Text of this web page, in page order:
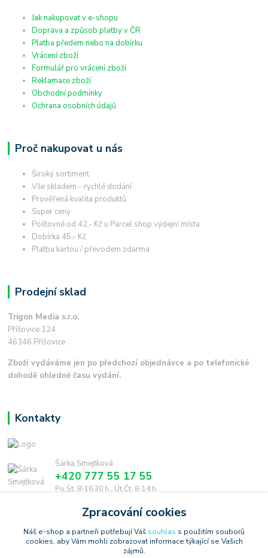
Jak nakupovat v e-shopu
Doprava a způsob platby v ČR
Platba předem nebo na dobírku
Vrácení zboží
Formulář pro vrácení zboží
Reklamace zboží
Obchodní podmínky
Ochrana osobních údajů
Proč nakupovat u nás
Široký sortiment
Vše skladem - rychlé dodání
Prověřená kvalita produktů
Super ceny
Poštovné od 42,- Kč u Parcel shop výdejní místa
Dobírka 45,- Kč
Platba kartou / převodem zdarma
Prodejní sklad
Trigon Media s.r.o.
Příšovice 124
46346 Příšovice
Zboží vydáváme jen po předchozí objednávce a po telefonické
dohodě ohledně času vydání.
Kontakty
Šárka Smejtková
+420 777 55 17 55
Po,St: 8-16.30 h., Út,Čt: 8-14 h.
smejtkova@trigonmedia.czZpracování cookies
Náš e-shop a partneři potřebují Váš souhlas s použitím souborů
cookies, aby Vám mohli zobrazovat informace týkající se Vašich
zájmů.